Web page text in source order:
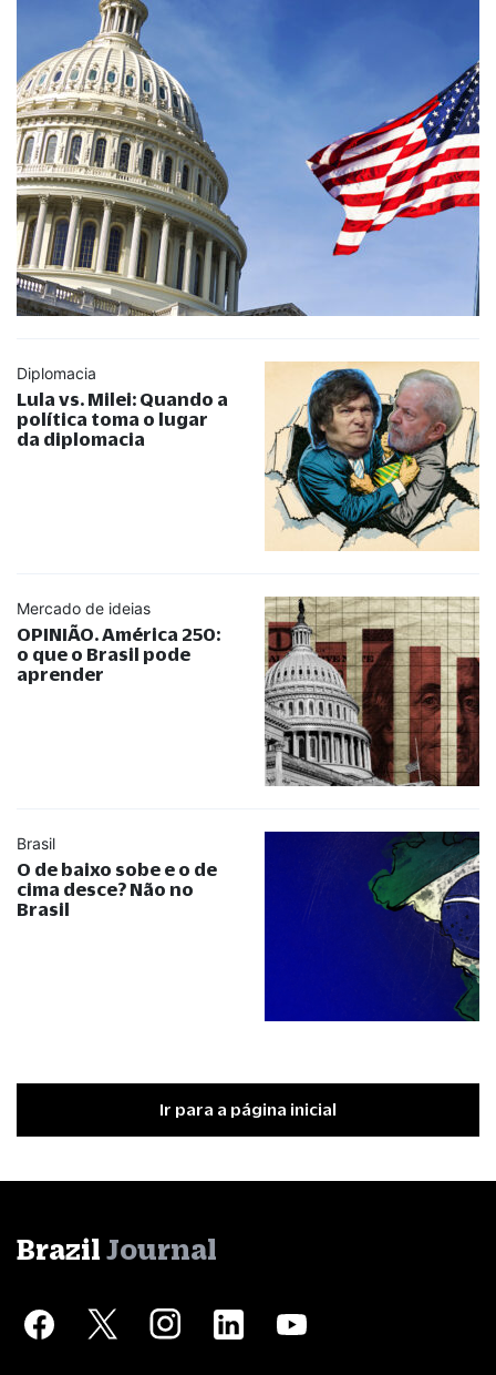
Diplomacia
Lula vs. Milei: Quando a
política toma o lugar
da diplomacia
Mercado de ideias
OPINIÃO. América 250:
o que o Brasil pode
aprender
Brasil
O de baixo sobe e o de
cima desce? Não no
Brasil
Ir para a página inicial
Brazil Journal